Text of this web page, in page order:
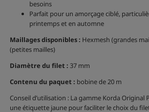
besoins
Parfait pour un amorçage ciblé,
printemps et en automne
Maillages disponibles : Hexmesh (grandes
(petites mailles)
Diamètre du filet : 37 mm
Contenu du paquet : bobine de 20 m
Conseil d’utilisation : La gamme Korda Original
une étiquette jaune pour faciliter le choix du